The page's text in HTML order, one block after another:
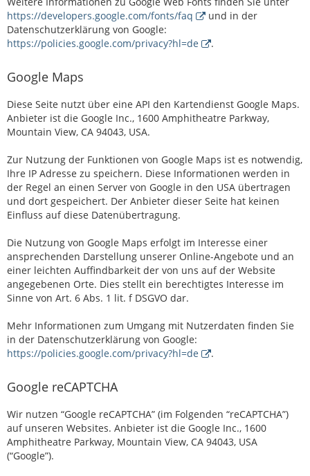
https://developers.google.com/fonts/faq
und in der
Datenschutzerklärung von Google:
https://policies.google.com/privacy?hl=de
.
Google Maps
Diese Seite nutzt über eine API den Kartendienst Google Maps.
Anbieter ist die Google Inc., 1600 Amphitheatre Parkway,
Mountain View, CA 94043, USA.
Zur Nutzung der Funktionen von Google Maps ist es notwendig,
Ihre IP Adresse zu speichern. Diese Informationen werden in
der Regel an einen Server von Google in den USA übertragen
und dort gespeichert. Der Anbieter dieser Seite hat keinen
Einfluss auf diese Datenübertragung.
Die Nutzung von Google Maps erfolgt im Interesse einer
ansprechenden Darstellung unserer Online-Angebote und an
einer leichten Auffindbarkeit der von uns auf der Website
angegebenen Orte. Dies stellt ein berechtigtes Interesse im
Sinne von Art. 6 Abs. 1 lit. f DSGVO dar.
Mehr Informationen zum Umgang mit Nutzerdaten finden Sie
in der Datenschutzerklärung von Google:
https://policies.google.com/privacy?hl=de
.
Google reCAPTCHA
Wir nutzen “Google reCAPTCHA” (im Folgenden “reCAPTCHA”)
auf unseren Websites. Anbieter ist die Google Inc., 1600
Amphitheatre Parkway, Mountain View, CA 94043, USA
(“Google”).